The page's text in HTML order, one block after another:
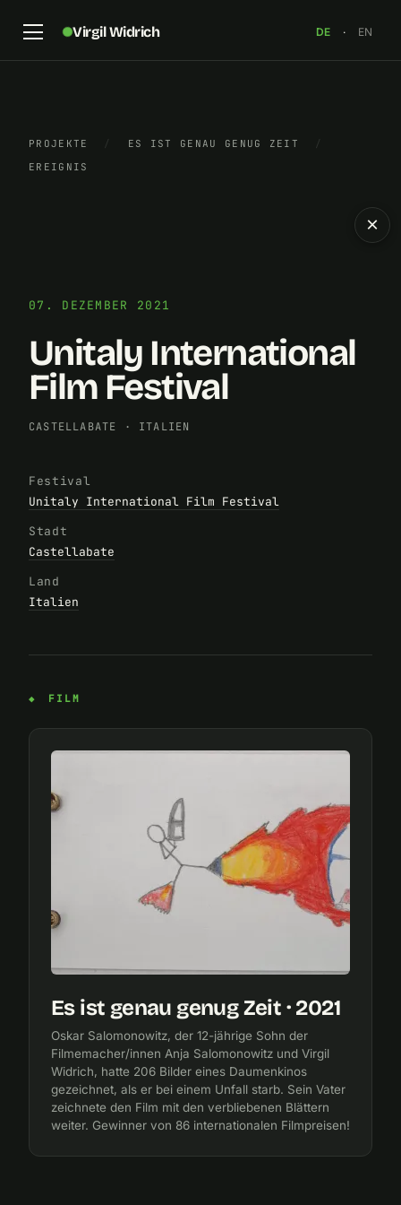
Virgil Widrich DE · EN
PROJEKTE / ES IST GENAU GENUG ZEIT
/
EREIGNIS
07. DEZEMBER 2021
Unitaly International
Film Festival
CASTELLABATE · ITALIEN
Festival
Unitaly International Film Festival
Stadt
Castellabate
Land
Italien
FILM
Es ist genau genug Zeit · 2021
Oskar Salomonowitz, der 12-jährige Sohn der
Filmemacher/innen Anja Salomonowitz und Virgil
Widrich, hatte 206 Bilder eines Daumenkinos
gezeichnet, als er bei einem Unfall starb. Sein Vater
zeichnete den Film mit den verbliebenen Blättern
weiter. Gewinner von 86 internationalen Filmpreisen!
×